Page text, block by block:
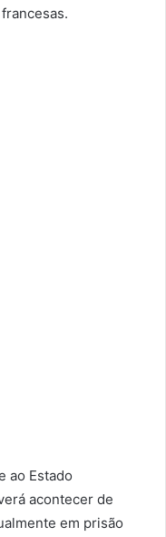
ao Estado
acontecer de
em prisão